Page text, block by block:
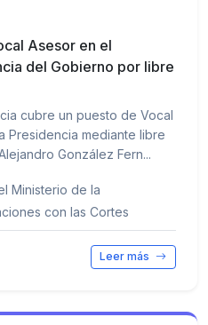
Asesor en el
del Gobierno por libre
cubre un puesto de Vocal
Presidencia mediante libre
González Fern...
Ministerio de la
con las Cortes
Leer más